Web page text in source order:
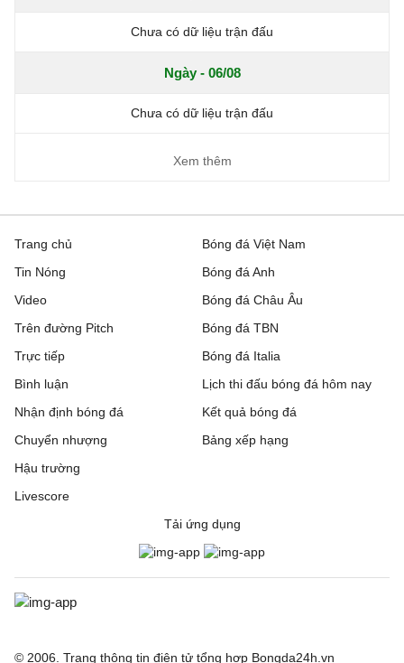
Chưa có dữ liệu trận đấu
Ngày - 06/08
Chưa có dữ liệu trận đấu
Xem thêm
Trang chủ
Tin Nóng
Video
Trên đường Pitch
Trực tiếp
Bóng đá Việt Nam
Bóng đá Anh
Bóng đá Châu Âu
Bóng đá TBN
Bóng đá Italia
Bình luận
Nhận định bóng đá
Chuyển nhượng
Hậu trường
Livescore
Lịch thi đấu bóng đá hôm nay
Kết quả bóng đá
Bảng xếp hạng
Tải ứng dụng
© 2006. Trang thông tin điện tử tổng hợp Bongda24h.vn